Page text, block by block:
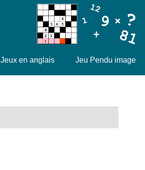
Jeux en anglais Jeu Pendu image